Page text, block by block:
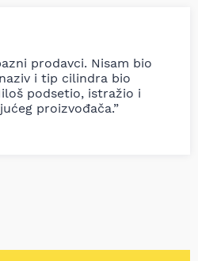
prodavci. Nisam bio
i tip cilindra bio
podsetio, istražio i
proizvođača.”